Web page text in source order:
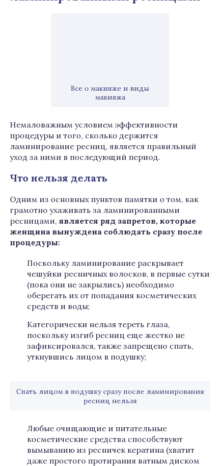
Все о макияже и виды
макияжа
Немаловажным условием эффективности
процедуры и того, сколько держится
ламинирование ресниц, является правильный
уход за ними в последующий период.
Что нельзя делать
Одним из основных пунктов памятки о том, как
грамотно ухаживать за ламинированными
ресницами, является ряд запретов, которые
женщина вынуждена соблюдать сразу после
процедуры:
Поскольку ламинирование раскрывает
чешуйки ресничных волосков, в первые сутки
(пока они не закрылись) необходимо
оберегать их от попадания косметических
средств и воды;
Категорически нельзя тереть глаза,
поскольку изгиб ресниц еще жестко не
зафиксировался, также запрещено спать,
уткнувшись лицом в подушку;
Спать лицом в подушку сразу после ламинирования
ресниц нельзя
Любые очищающие и питательные
косметические средства способствуют
вымыванию из ресничек кератина (хватит
даже простого протирания ватным диском